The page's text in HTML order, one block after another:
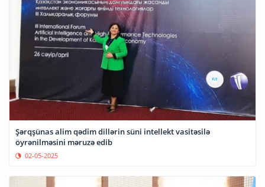
Şərqşünas alim qədim dillərin süni intellekt vasitəsilə
öyrənilməsini məruzə edib
02-05-2025